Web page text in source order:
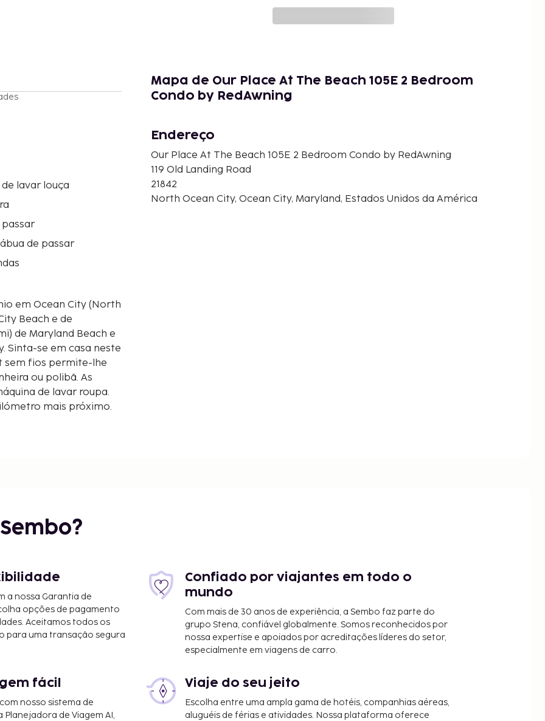
lavar louça
passar
de passar
em Ocean City (North
Beach e de
Sinta-se em casa neste
sem fios permite-lhe
ou polibã. As
de lavar roupa.
mais próximo.
35,7 mi
- Ocean City
Mapa de Our Place At The Beach 105E 2 Bedroom
Condo by RedAwning
Endereço
Our Place At The Beach 105E 2 Bedroom Condo by RedAwning
119 Old Landing Road
21842
North Ocean City, Ocean City, Maryland, Estados Unidos da América
a nossa Garantia de
opções de pagamento
Aceitamos todos os
para uma transação segura
Confiado por viajantes em todo o
mundo
Com mais de 30 anos de experiência, a Sembo faz parte do
grupo Stena, confiável globalmente. Somos reconhecidos por
nossa expertise e apoiados por acreditações líderes do setor,
especialmente em viagens de carro.
fácil
nosso sistema de
Planejadora de Viagem AI,
Viaje do seu jeito
Escolha entre uma ampla gama de hotéis, companhias aéreas,
aluguéis de férias e atividades. Nossa plataforma oferece